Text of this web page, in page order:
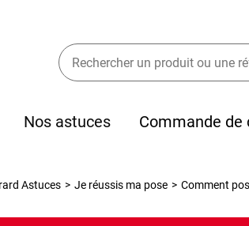
Nos astuces Commande de
Astuces > Je réussis ma pose > Comment